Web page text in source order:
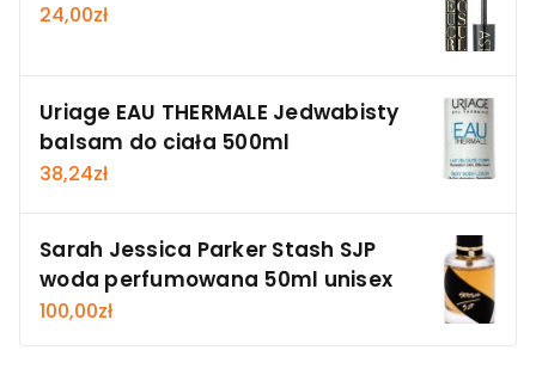
24,00zł
Uriage EAU THERMALE Jedwabisty
balsam do ciała 500ml
38,24zł
Sarah Jessica Parker Stash SJP
woda perfumowana 50ml unisex
100,00zł